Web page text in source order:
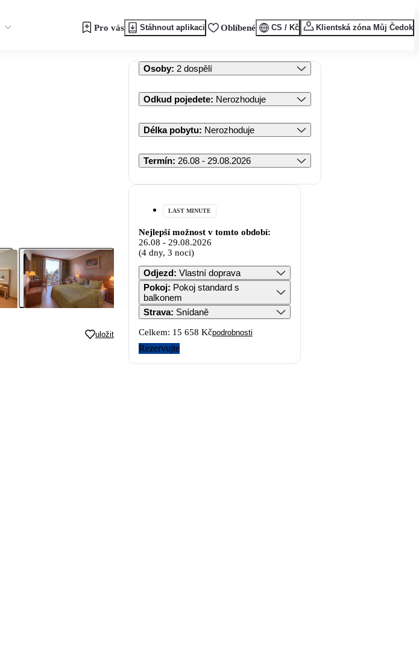
Pro vás Stáhnout aplikaci Oblíbené CS / Kč Klientská zóna Můj Čedok
uložit
Osoby: 2 dospělí
Odkud pojedete: Nerozhoduje
Délka pobytu: Nerozhoduje
Termín: 26.08 - 29.08.2026
LAST MINUTE
Nejlepší možnost v tomto období:
26.08 - 29.08.2026
(4 dny, 3 noci)
Odjezd: Vlastní doprava
Pokoj: Pokoj standard s
balkonem
Strava: Snídaně
Celkem: 15 658 Kčpodrobnosti
Rezervujte